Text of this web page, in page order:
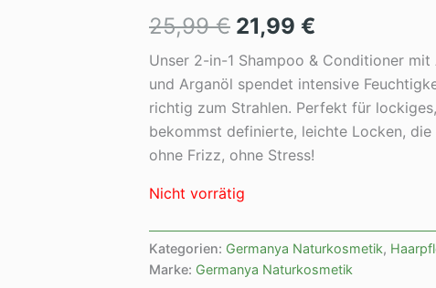
25,99€ 21,99 €
Unser 2-in-1 Shampoo & Conditioner
und Arganöl spendet intensive
richtig zum Strahlen. Perfekt für
bekommst definierte, leichte Locken, die
ohne Frizz, ohne Stress!
Nicht vorrätig
Kategorien: Germanya Naturkosmetik,
Marke: Germanya Naturkosmetik